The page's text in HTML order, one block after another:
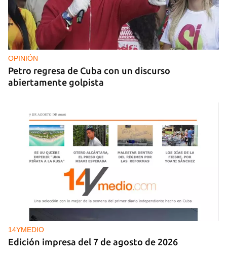
OPINIÓN
Petro regresa de Cuba con un discurso
abiertamente golpista
14YMEDIO
Edición impresa del 7 de agosto de 2026